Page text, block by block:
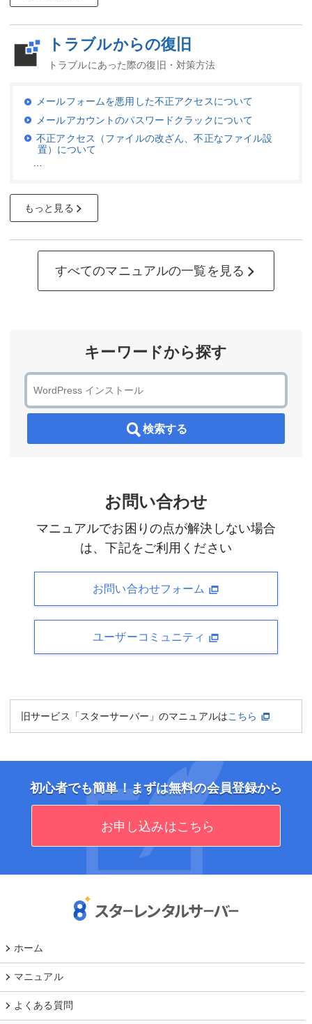
トラブルからの復旧
トラブルにあった際の復旧・対策方法
メールフォームを悪用した不正アクセスについて
メールアカウントのパスワードクラックについて
不正アクセス（ファイルの改ざん、不正なファイル設
置）について
もっと見る
すべてのマニュアルの一覧を見る
キーワードから探す
検索する
お問い合わせ
マニュアルでお困りの点が解決しない場合
は、下記をご利用ください
お問い合わせフォーム
ユーザーコミュニティ
旧サービス「スターサーバー」のマニュアルはこちら
初心者でも簡単！まずは無料の会員登録から
お申し込みはこちら
ホーム
マニュアル
よくある質問